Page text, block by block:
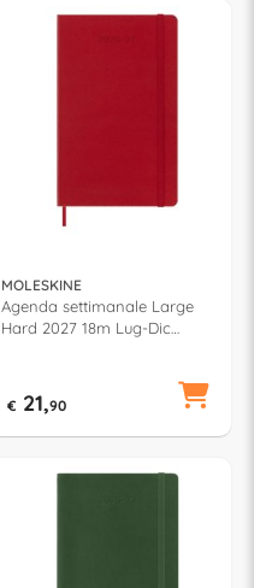
MOLESKINE
Agenda settimanale Large
Hard 2027 18m Lug-Dic
€ 21,90